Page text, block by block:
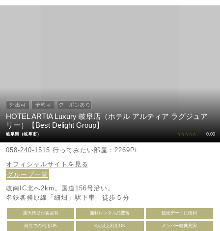
HOTEL ARTIA Luxury 岐阜店（ホテル アルティア ラグジュア
リー）【Best Delight Group】
岐阜県（岐阜市） ☆☆☆☆☆ 0.00
058-240-1515 行ってみたい部屋：2269Pt
オフィシャルサイトを見る
グループ一覧
岐南IC北へ2km。国道156号沿い。
名鉄各務原線「細畑」駅下車 徒歩５分
露天風呂付客室有 無料レンタル品豊富 観光デートに便利
同性での利用OK 3人以上利用OK メンバー特典充実